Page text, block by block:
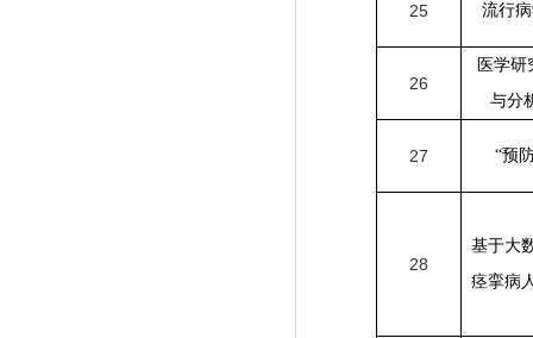
25 流行
26
医学
与分
27 “预
28
基于大
痉挛病